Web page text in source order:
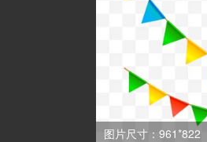
图片尺寸：961*822